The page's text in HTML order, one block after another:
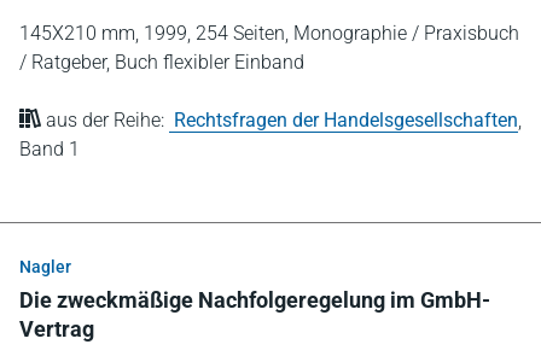
145X210 mm, 1999, 254 Seiten, Monographie / Praxisbuch
/ Ratgeber, Buch flexibler Einband
aus der Reihe: Rechtsfragen der Handelsgesellschaften
Band 1
Nagler
Die zweckmäßige Nachfolgeregelung im GmbH-
Vertrag